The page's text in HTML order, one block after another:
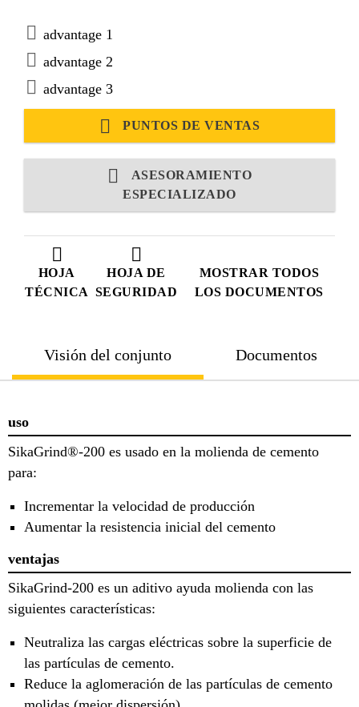
HOJA
TÉCNICA
HOJA DE
SEGURIDAD
MOSTRAR TODOS
LOS DOCUMENTOS
advantage 1
advantage 2
advantage 3
PUNTOS DE VENTAS
ASESORAMIENTO
ESPECIALIZADO
Visión del conjunto Documentos
uso
SikaGrind®-200 es usado en la molienda de cemento
para:
Incrementar la velocidad de producción
Aumentar la resistencia inicial del cemento
ventajas
SikaGrind-200 es un aditivo ayuda molienda con las
siguientes características:
Neutraliza las cargas eléctricas sobre la superficie de
las partículas de cemento.
Reduce la aglomeración de las partículas de cemento